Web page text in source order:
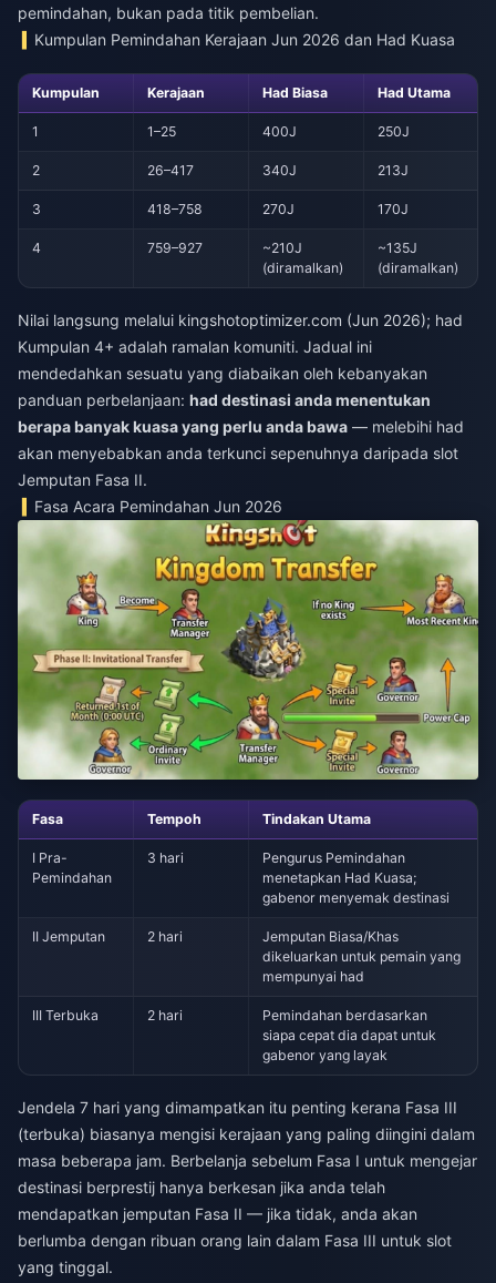
pemindahan, bukan pada titik pembelian.
Kumpulan Pemindahan Kerajaan Jun 2026 dan Had Kuasa
Kumpulan Kerajaan Had Biasa Had Utama
1 1–25 400J 250J
2 26–417 340J 213J
3 418–758 270J 170J
4 759–927
~210J
(diramalkan)
~135J
(diramalkan)
Nilai langsung melalui kingshotoptimizer.com (Jun 2026); had
Kumpulan 4+ adalah ramalan komuniti. Jadual ini
mendedahkan sesuatu yang diabaikan oleh kebanyakan
panduan perbelanjaan: had destinasi anda menentukan
berapa banyak kuasa yang perlu anda bawa — melebihi had
akan menyebabkan anda terkunci sepenuhnya daripada slot
Jemputan Fasa II.
Fasa Acara Pemindahan Jun 2026
Fasa Tempoh Tindakan Utama
I Pra-
Pemindahan
3 hari
Pengurus Pemindahan
menetapkan Had Kuasa;
gabenor menyemak destinasi
II Jemputan 2 hari
Jemputan Biasa/Khas
dikeluarkan untuk pemain yang
mempunyai had
III Terbuka 2 hari
Pemindahan berdasarkan
siapa cepat dia dapat untuk
gabenor yang layak
Jendela 7 hari yang dimampatkan itu penting kerana Fasa III
(terbuka) biasanya mengisi kerajaan yang paling diingini dalam
masa beberapa jam. Berbelanja sebelum Fasa I untuk mengejar
destinasi berprestij hanya berkesan jika anda telah
mendapatkan jemputan Fasa II — jika tidak, anda akan
berlumba dengan ribuan orang lain dalam Fasa III untuk slot
yang tinggal.